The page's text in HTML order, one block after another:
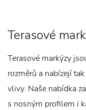
Terasové
Terasové markýzy
rozměrů a nabízejí
vlivy. Naše nabídka
s nosným profilem i